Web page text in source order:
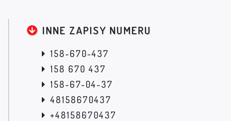
INNE ZAPISY NUMERU
158-670-437
158 670 437
158-67-04-37
48158670437
+48158670437